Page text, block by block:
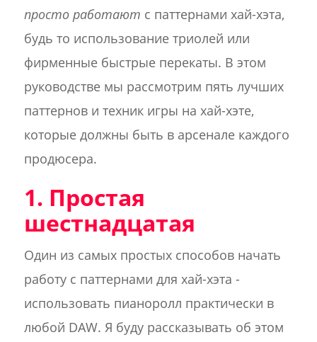
просто работают с паттернами хай-хэта,
будь то использование триолей или
фирменные быстрые перекаты. В этом
руководстве мы рассмотрим пять лучших
паттернов и техник игры на хай-хэте,
которые должны быть в арсенале каждого
продюсера.
1. Простая
шестнадцатая
Один из самых простых способов начать
работу с паттернами для хай-хэта -
использовать пианоролл практически в
любой DAW. Я буду рассказывать об этом